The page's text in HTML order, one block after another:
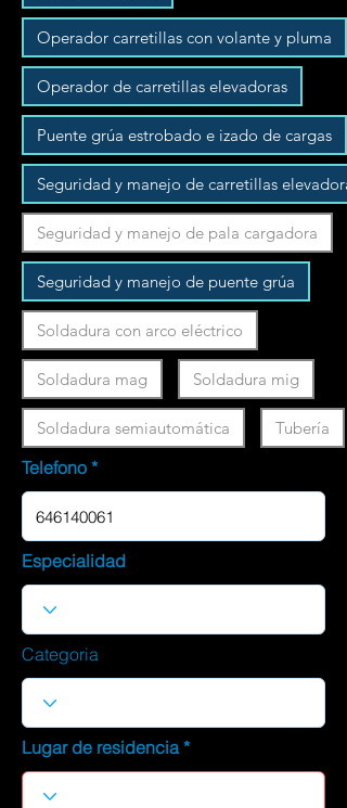
Operador carretillas con volante y pluma
Operador de carretillas elevadoras
Puente grúa estrobado e izado de cargas
Seguridad y manejo de carretillas
Seguridad y manejo de pala cargadora
Seguridad y manejo de puente grúa
Soldadura con arco eléctrico
Soldadura mag Soldadura mig
Soldadura semiautomática Tubería
Telefono
Especialidad
Categoria
Lugar de residencia